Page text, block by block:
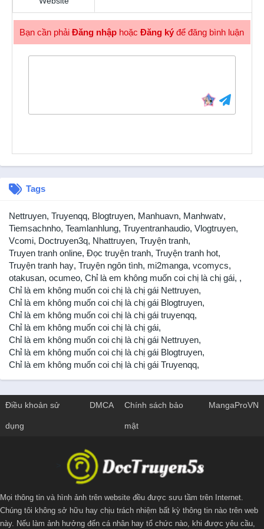
3 năm trước
Chapter 3
3 năm trước
Bạn cần phải Đăng nhập hoặc Đăng ký để đăng bình luận
Tags
Nettruyen, Truyenqq, Blogtruyen, Manhuavn, Manhwatv,
Tiemsachnho, Teamlanhlung, Truyentranhaudio, Vlogtruyen,
Vcomi, Doctruyen3q, Nhattruyen, Truyện tranh,
Truyen tranh online, Đọc truyện tranh, Truyện tranh hot,
Truyện tranh hay, Truyện ngôn tình, mi2manga, vcomycs,
otakusan, ocumeo, Chỉ là em không muốn coi chị là chị gái, ,
Chỉ là em không muốn coi chị là chị gái Nettruyen,
Chỉ là em không muốn coi chị là chị gái Blogtruyen,
Chỉ là em không muốn coi chị là chị gái truyenqq,
Chỉ là em không muốn coi chị là chị gái,
Chỉ là em không muốn coi chị là chị gái Nettruyen,
Chỉ là em không muốn coi chị là chị gái Blogtruyen,
Chỉ là em không muốn coi chị là chị gái Truyenqq,
Điều khoản sử
dụng
DMCA Chính sách bảo
mật
MangaProVN
Mọi thông tin và hình ảnh trên website đều được sưu tầm trên Internet.
Chúng tôi không sở hữu hay chịu trách nhiệm bất kỳ thông tin nào trên web
này. Nếu làm ảnh hưởng đến cá nhân hay tổ chức nào, khi được yêu cầu,